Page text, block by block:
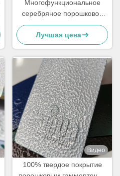
Многофункциональное
серебряное порошковое
покрытие с хорошими
механическими
характеристиками
Лучшая цена
Видео
100% твердое покрытие